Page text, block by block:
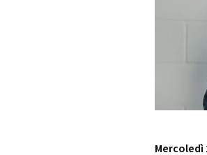
Mercoledì